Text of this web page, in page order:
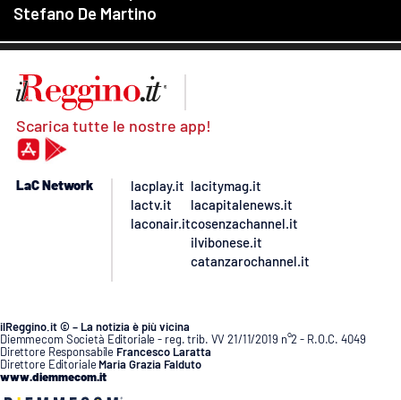
Scarica tutte le nostre app!
LaC Network
lacplay.it
lactv.it
laconair.it
lacitymag.it
lacapitalenews.it
cosenzachannel.it
ilvibonese.it
catanzarochannel.it
ilReggino.it © – La notizia è più vicina
Diemmecom Società Editoriale - reg. trib. VV 21/11/2019 n°2 - R.O.C. 4049
Direttore Responsabile Francesco Laratta
Direttore Editoriale Maria Grazia Falduto
www.diemmecom.it